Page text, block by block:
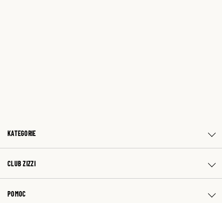
KATEGORIE
CLUB ZIZZI
POMOC